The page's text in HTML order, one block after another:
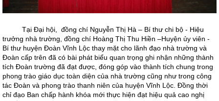
Tại Đại hội, đồng chí Nguyễn Thị Hà – Bí thư chi bộ - Hiệu
trưởng nhà trường, đồng chí Hoàng Thị Thu Hiền –Huyện ủy viên -
Bí thư huyện Đoàn Vĩnh Lộc thay mặt cho lãnh đạo nhà trường và
Đoàn cấp trên đã có bài phát biểu quan trọng ghi nhận những thành
tích Đoàn trường đã đạt được, đóng góp vào thành tích chung trong
phong trào giáo dục toàn diện của nhà trường cũng như trong công
tác Đoàn và phong trào thanh niên của huyện Vĩnh Lộc. Đồng thời
chỉ đạo Ban chấp hành khóa mới thực hiện đạt hiệu quả cao nghị